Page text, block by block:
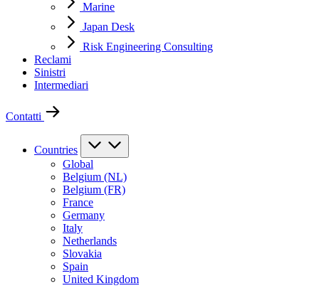
Marine
Japan Desk
Risk Engineering Consulting
Reclami
Sinistri
Intermediari
Contatti
Countries
Global
Belgium (NL)
Belgium (FR)
France
Germany
Italy
Netherlands
Slovakia
Spain
United Kingdom